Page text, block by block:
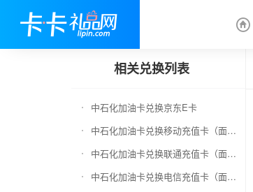

相关兑换列表
中石化加油卡兑换京东E卡
中石化加油卡兑换移动充值卡（面值千万别选错）
中石化加油卡兑换联通充值卡（面值千万别选错）
中石化加油卡兑换电信充值卡（面值千万别选错）